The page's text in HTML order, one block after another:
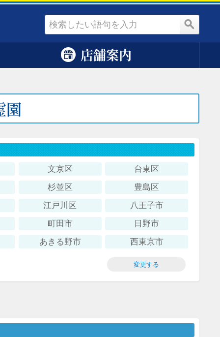
店舗案内
園
文京区
台東区
杉並区
豊島区
江戸川区
八王子市
町田市
日野市
あきる野市
西東京市
変更する